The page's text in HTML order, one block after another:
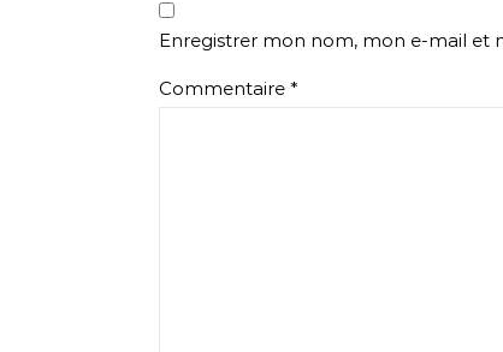
Enregistrer mon nom, mon e-mail et
Commentaire *